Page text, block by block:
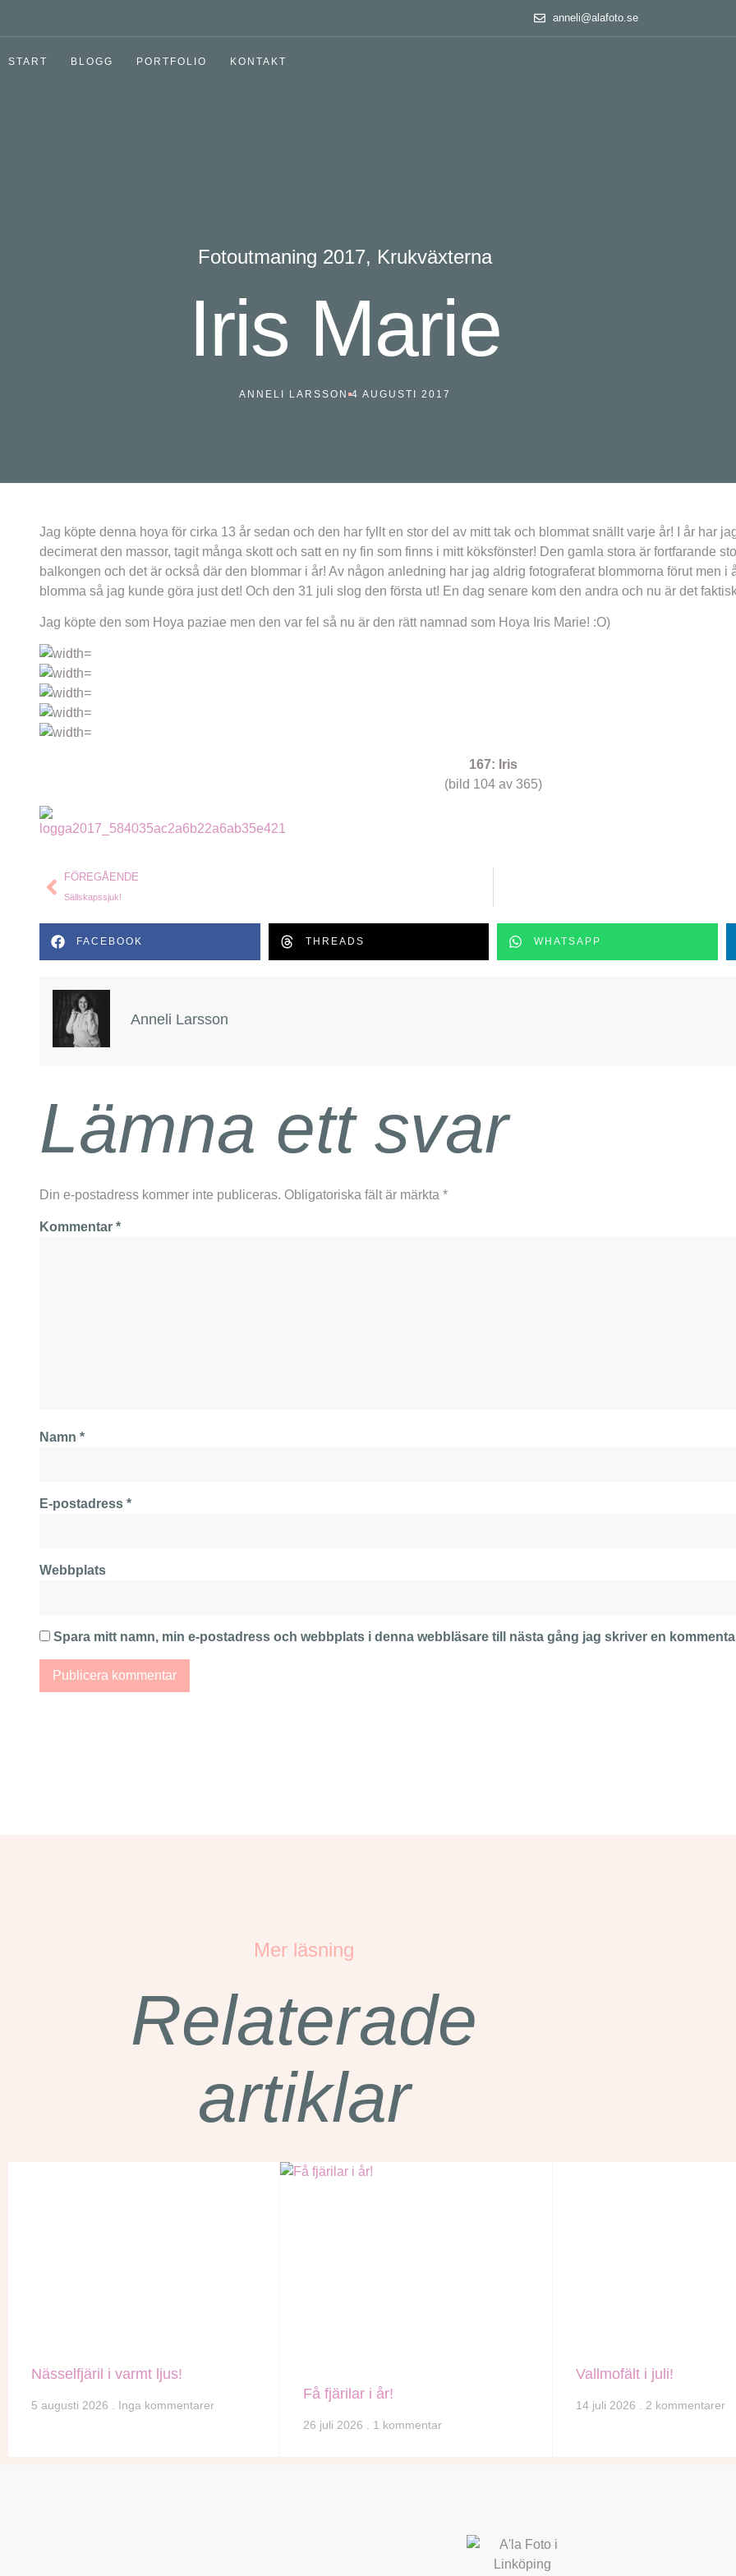
anneli@alafoto.se
START BLOGG PORTFOLIO KONTAKT
Fotoutmaning 2017, Krukväxterna
Iris Marie
ANNELI LARSSON 4 AUGUSTI 2017
Jag köpte denna hoya för cirka 13 år sedan och den har fyllt en stor del av mitt tak och blommat snällt varje år! I år har
decimerat den massor, tagit många skott och satt en ny fin som finns i mitt köksfönster! Den gamla stora är fortfarande
balkongen och det är också där den blommar i år! Av någon anledning har jag aldrig fotograferat blommorna förut men i
blomma så jag kunde göra just det! Och den 31 juli slog den första ut! En dag senare kom den andra och nu är det
Jag köpte den som Hoya paziae men den var fel så nu är den rätt namnad som Hoya Iris Marie! :O)
167: Iris
(bild 104 av 365)
FÖREGÅENDE
Sällskapssjuk!
FACEBOOK THREADS WHATSAPP
Anneli Larsson
Lämna ett svar
Din e-postadress kommer inte publiceras. Obligatoriska fält är märkta *
Kommentar *
Namn *
E-postadress *
Webbplats
Spara mitt namn, min e-postadress och webbplats i denna webbläsare till nästa gång jag skriver en
Mer läsning
Relaterade
artiklar
Nässelfjäril i varmt ljus!
5 augusti 2026 Inga kommentarer
Få fjärilar i år!
26 juli 2026 1 kommentar
Vallmofält i juli!
14 juli 2026 2 kommentarer